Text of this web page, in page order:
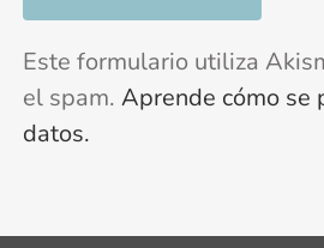
Este formulario utiliza
el spam.Aprende cómo se
datos.